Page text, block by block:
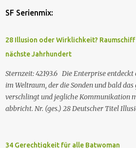
SF Serienmix:
28 Illusion oder Wirklichkeit? Raumschiff
nächste Jahrhundert
Sternzeit: 42193.6 Die Enterprise entdeckt
im Weltraum, der die Sonden und bald
verschlingt und jegliche Kommunikation
abbricht. Nr. (ges.) 28 Deutscher Titel
Winrich Kolbe Buch Jack B. Sowards
34 Gerechtigkeit für alle Batwoman